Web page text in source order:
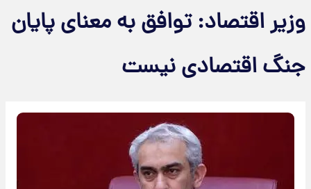
وزیر اقتصاد: توافق به معنای پایان
جنگ اقتصادی نیست